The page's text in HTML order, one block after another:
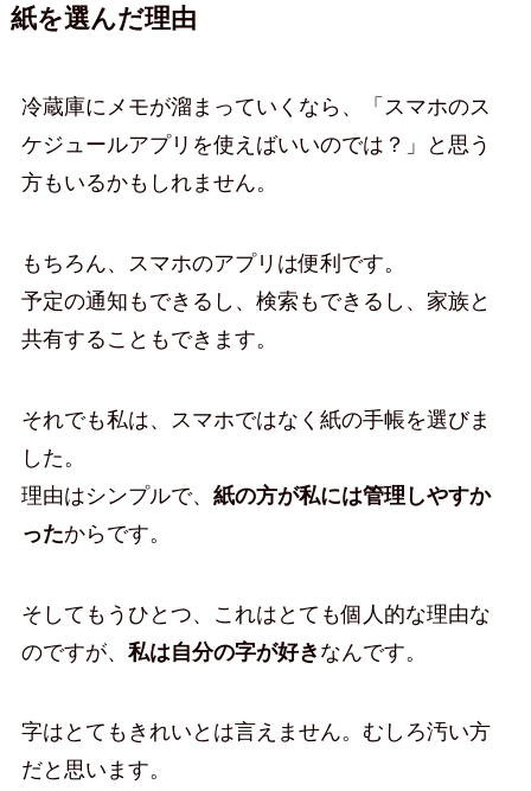
紙を選んだ理由
冷蔵庫にメモが溜まっていくなら、「スマホのス
ケジュールアプリを使えばいいのでは？」と思う
方もいるかもしれません。
もちろん、スマホのアプリは便利です。
予定の通知もできるし、検索もできるし、家族と
共有することもできます。
それでも私は、スマホではなく紙の手帳を選びま
した。
理由はシンプルで、 紙の方が私には管理しやすか
ったからです。
そしてもうひとつ、これはとても個人的な理由な
のですが、 私は自分の字が好き なんです。
字はとてもきれいとは言えません。むしろ汚い方
だと思います。